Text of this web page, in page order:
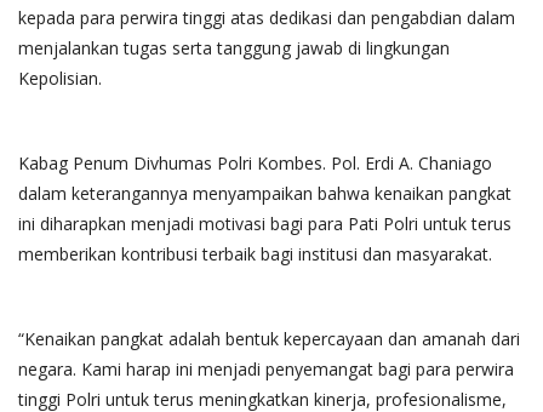
kepada para perwira tinggi atas dedikasi dan pengabdian dalam
menjalankan tugas serta tanggung jawab di lingkungan
Kepolisian.
Kabag Penum Divhumas Polri Kombes. Pol. Erdi A. Chaniago
dalam keterangannya menyampaikan bahwa kenaikan pangkat
ini diharapkan menjadi motivasi bagi para Pati Polri untuk terus
memberikan kontribusi terbaik bagi institusi dan masyarakat.
“Kenaikan pangkat adalah bentuk kepercayaan dan amanah dari
negara. Kami harap ini menjadi penyemangat bagi para perwira
tinggi Polri untuk terus meningkatkan kinerja, profesionalisme,